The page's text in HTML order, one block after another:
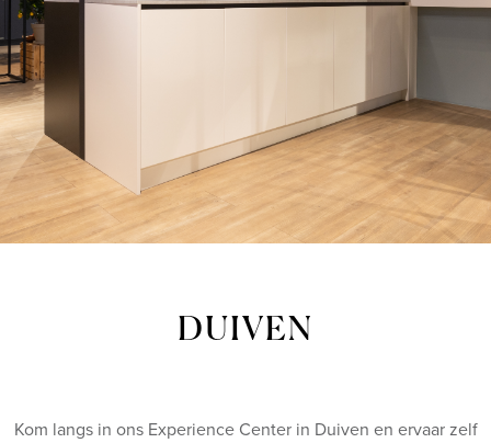
DUIVEN
Kom langs in ons Experience Center in Duiven en ervaar zelf